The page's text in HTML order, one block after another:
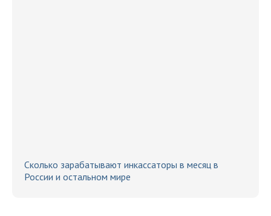
Сколько зарабатывают инкассаторы в месяц в
России и остальном мире